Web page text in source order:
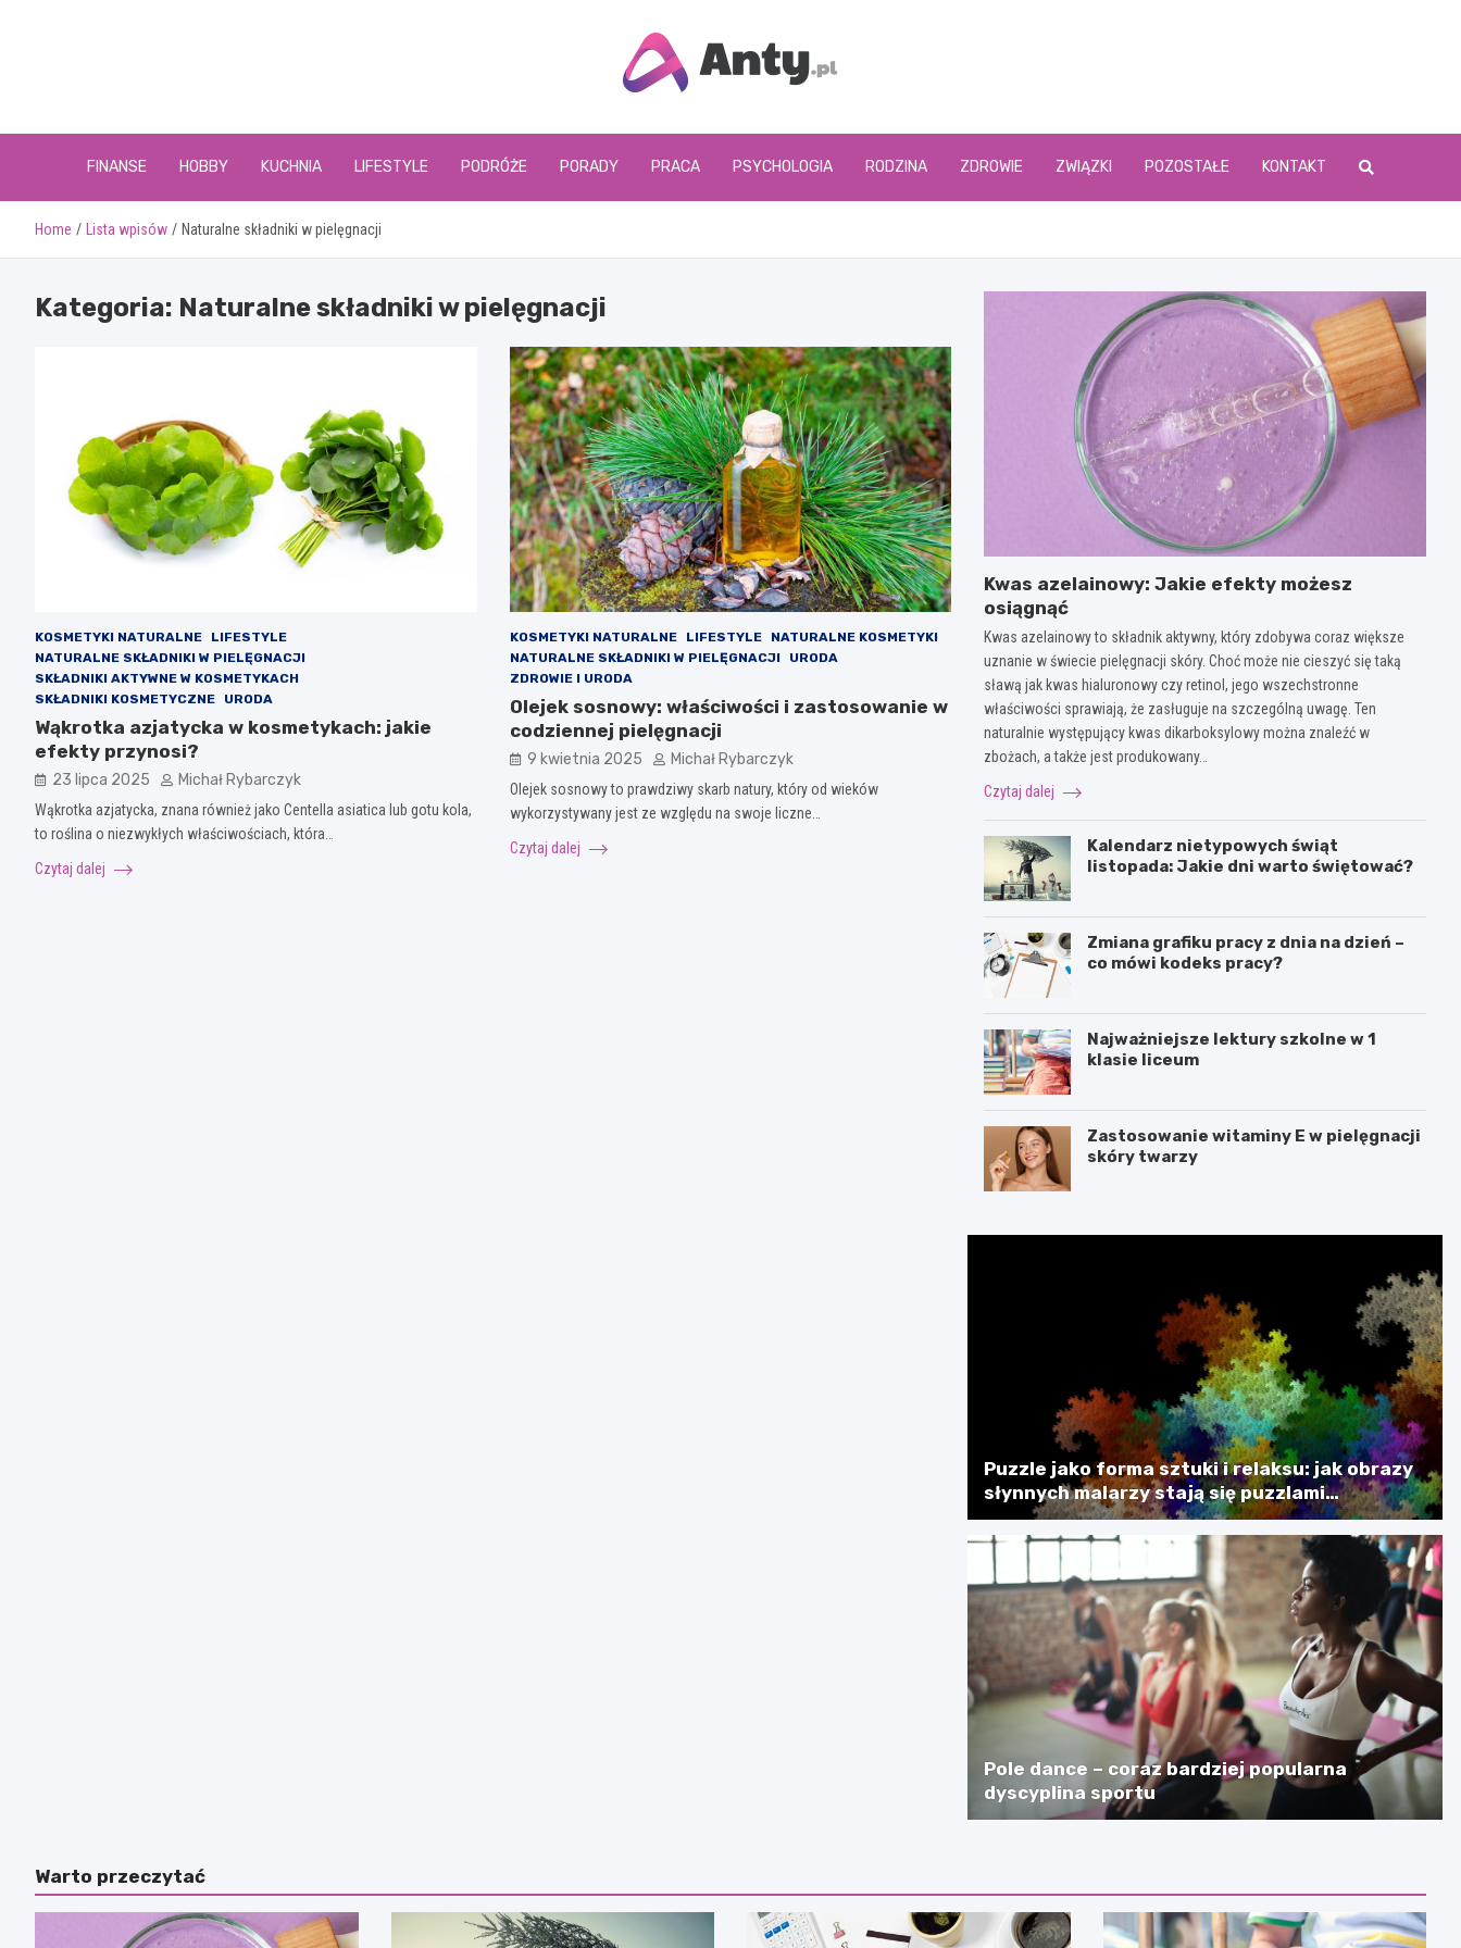
www.anty.pl
FINANSE HOBBY KUCHNIA LIFESTYLE PODRÓŻE PORADY PRACA PSYCHOLOGIA RODZINA ZDROWIE ZWIĄZKI POZOSTAŁE KONTAKT
Home Lista wpisów Naturalne składniki w pielęgnacji
Kategoria: Naturalne składniki w pielęgnacji
KOSMETYKI NATURALNE
LIFESTYLE
NATURALNE SKŁADNIKI W PIELĘGNACJI
SKŁADNIKI AKTYWNE W KOSMETYKACH
SKŁADNIKI KOSMETYCZNE
URODA
Wąkrotka azjatycka w kosmetykach: jakie
efekty przynosi?
23 lipca 2025 Michał Rybarczyk
Wąkrotka azjatycka, znana również jako Centella asiatica lub gotu kola,
to roślina o niezwykłych właściwościach, która…
Czytaj dalej
KOSMETYKI NATURALNE LIFESTYLE
NATURALNE KOSMETYKI
NATURALNE SKŁADNIKI W PIELĘGNACJI
URODA
ZDROWIE I URODA
Olejek sosnowy: właściwości i zastosowanie w
codziennej pielęgnacji
9 kwietnia 2025 Michał Rybarczyk
Olejek sosnowy to prawdziwy skarb natury, który od wieków
wykorzystywany jest ze względu na swoje liczne…
Czytaj dalej
Kwas azelainowy: Jakie efekty możesz
osiągnąć
Kwas azelainowy to składnik aktywny, który zdobywa coraz większe
uznanie w świecie pielęgnacji skóry. Choć może nie cieszyć się taką
sławą jak kwas hialuronowy czy retinol, jego wszechstronne
właściwości sprawiają, że zasługuje na szczególną uwagę. Ten
naturalnie występujący kwas dikarboksylowy można znaleźć w
zbożach, a także jest produkowany…
Czytaj dalej
Kalendarz nietypowych świąt
listopada: Jakie dni warto świętować?
Zmiana grafiku pracy z dnia na dzień –
co mówi kodeks pracy?
Najważniejsze lektury szkolne w 1
klasie liceum
Zastosowanie witaminy E w pielęgnacji
skóry twarzy
Puzzle jako forma sztuki i relaksu: jak obrazy
słynnych malarzy stają się puzzlami
artystycznymi
Pole dance – coraz bardziej popularna
dyscyplina sportu
Warto przeczytać